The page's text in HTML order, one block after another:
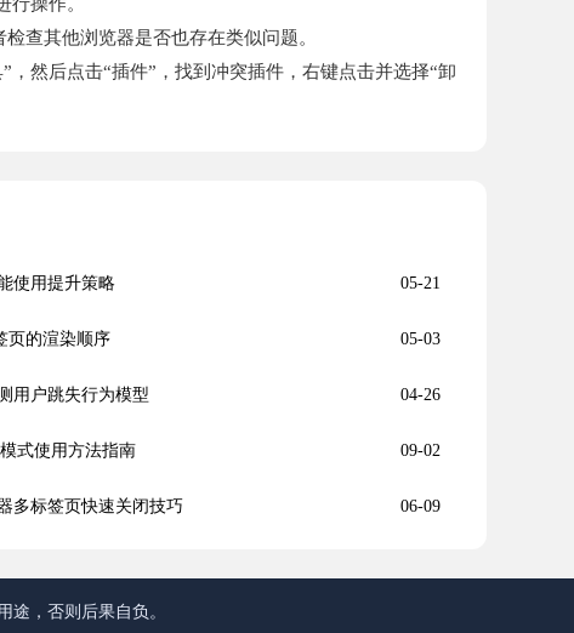
操作。
查其他浏览器是否也存在类似问题。
然后点击“插件”，找到冲突插件，右键点击并选择“卸
使用提升策略 05-21
页的渲染顺序 05-03
用户跳失行为模型 04-26
式使用方法指南 09-02
多标签页快速关闭技巧 06-09
途，否则后果自负。